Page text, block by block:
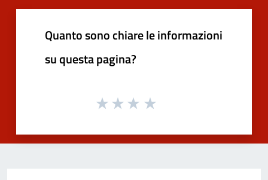
Quanto sono chiare le informazioni
su questa pagina?